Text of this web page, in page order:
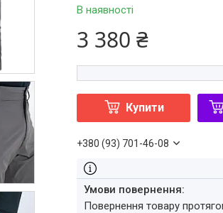
В наявності
3 380 ₴
Купити
+380 (93) 701-46-08
повернення товару